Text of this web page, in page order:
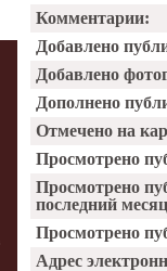
Комментарии:
Добавлено
Добавлено
Дополнено
Отмечено на
Просмотрено
Просмотрено
последний
Просмотрено
Адрес